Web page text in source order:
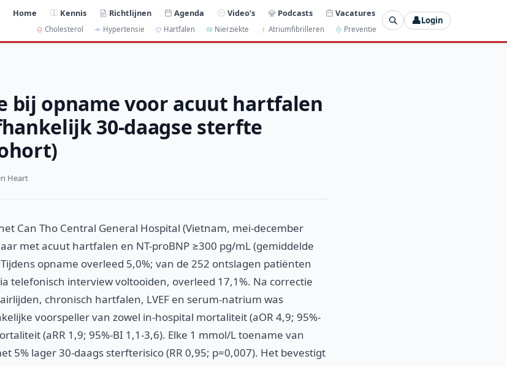
Home Kennis Richtlijnen Agenda Video’s Podcasts Vacatures
Cholesterol Hypertensie Hartfalen Nierziekte Atriumfibrilleren Preventie
👤Login
bij opname voor acuut hartfalen
30-daagse sterfte
Heart
Can Tho Central General Hospital (Vietnam, mei-december
met acuut hartfalen en NT-proBNP ≥300 pg/mL (gemiddelde
opname overleed 5,0%; van de 252 ontslagen patiënten
telefonisch interview voltooiden, overleed 17,1%. Na correctie
chronisch hartfalen, LVEF en serum-natrium was
voorspeller van zowel in-hospital mortaliteit (aOR 4,9; 95%-
(aRR 1,9; 95%-BI 1,1-3,6). Elke 1 mmol/L toename van
5% lager 30-daags sterfterisico (RR 0,95; p=0,007). Het bevestigt